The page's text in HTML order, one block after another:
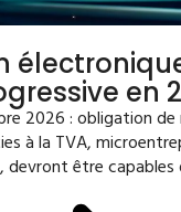
en
2026 : obligation
à la TVA,
devront être capables